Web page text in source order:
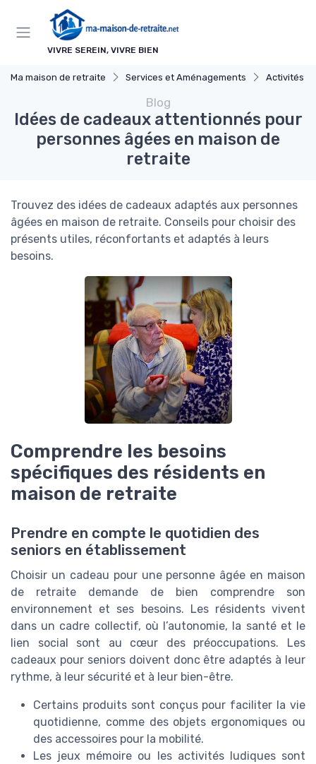
VIVRE SEREIN, VIVRE BIEN
Ma maison de retraite Services et Aménagements Activités
Blog
Idées de cadeaux attentionnés pour
personnes âgées en maison de
retraite
Trouvez des idées de cadeaux adaptés aux personnes
âgées en maison de retraite. Conseils pour choisir des
présents utiles, réconfortants et adaptés à leurs
besoins.
Comprendre les besoins
spécifiques des résidents en
maison de retraite
Prendre en compte le quotidien des
seniors en établissement
Choisir un cadeau pour une personne âgée en maison
de retraite demande de bien comprendre son
environnement et ses besoins. Les résidents vivent
dans un cadre collectif, où l’autonomie, la santé et le
lien social sont au cœur des préoccupations. Les
cadeaux pour seniors doivent donc être adaptés à leur
rythme, à leur sécurité et à leur bien-être.
Certains produits sont conçus pour faciliter la vie
quotidienne, comme des objets ergonomiques ou
des accessoires pour la mobilité.
Les jeux mémoire ou les activités ludiques sont
Panneau de gestion des cookies